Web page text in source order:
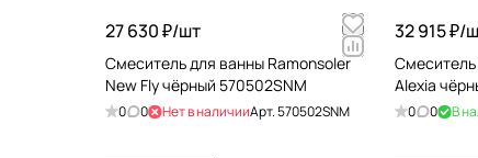
27 630 ₽/шт
Смеситель для ванны Ramonsoler
New Fly чёрный 570502SNM
0 0 Нет в наличииАрт.570502SNM
32 915 ₽/
Alexia
0 0 В